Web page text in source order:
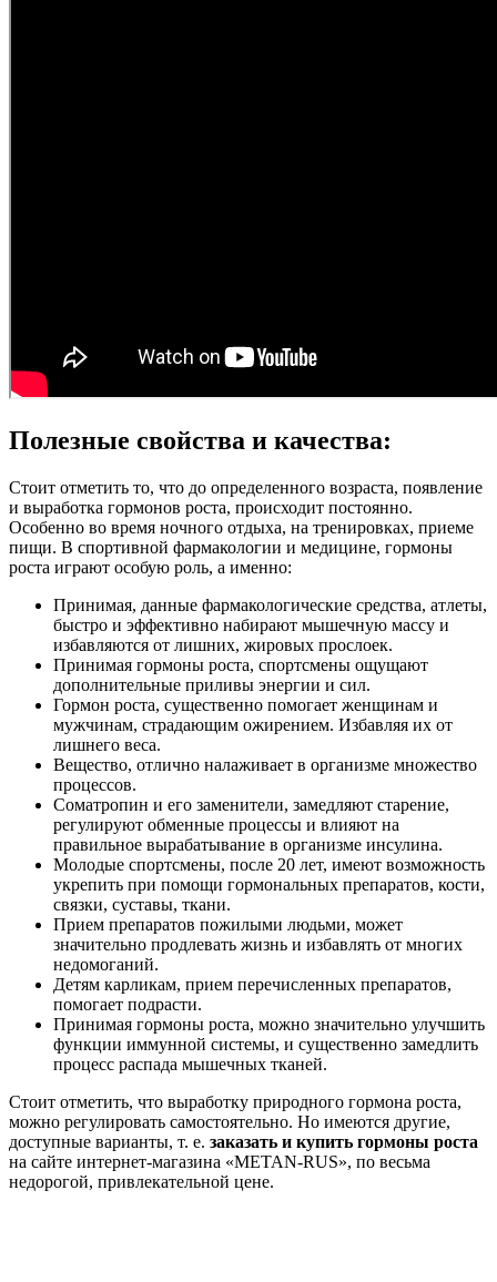
Полезные свойства и качества:
Стоит отметить то, что до определенного возраста, появление
и выработка гормонов роста, происходит постоянно.
Особенно во время ночного отдыха, на тренировках, приеме
пищи. В спортивной фармакологии и медицине, гормоны
роста играют особую роль, а именно:
Принимая, данные фармакологические средства, атлеты,
быстро и эффективно набирают мышечную массу и
избавляются от лишних, жировых прослоек.
Принимая гормоны роста, спортсмены ощущают
дополнительные приливы энергии и сил.
Гормон роста, существенно помогает женщинам и
мужчинам, страдающим ожирением. Избавляя их от
лишнего веса.
Вещество, отлично налаживает в организме множество
процессов.
Соматропин и его заменители, замедляют старение,
регулируют обменные процессы и влияют на
правильное вырабатывание в организме инсулина.
Молодые спортсмены, после 20 лет, имеют возможность
укрепить при помощи гормональных препаратов, кости,
связки, суставы, ткани.
Прием препаратов пожилыми людьми, может
значительно продлевать жизнь и избавлять от многих
недомоганий.
Детям карликам, прием перечисленных препаратов,
помогает подрасти.
Принимая гормоны роста, можно значительно улучшить
функции иммунной системы, и существенно замедлить
процесс распада мышечных тканей.
Стоит отметить, что выработку природного гормона роста,
можно регулировать самостоятельно. Но имеются другие,
доступные варианты, т. е. заказать и купить гормоны роста
на сайте интернет-магазина «METAN-RUS», по весьма
недорогой, привлекательной цене.